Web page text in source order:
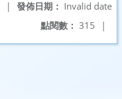
發佈日期： Invalid date
|
點閱數： 315 |